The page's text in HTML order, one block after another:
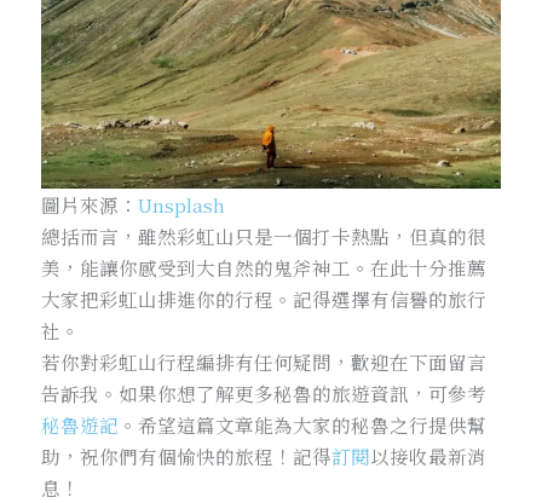
圖片來源： Unsplash
總括而言，雖然彩虹山只是一個打卡熱點，但真的很
美，能讓你感受到大自然的鬼斧神工。在此十分推薦
大家把彩虹山排進你的行程。記得選擇有信譽的旅行
社。
若你對彩虹山行程編排有任何疑問，歡迎在下面留言
告訴我。如果你想了解更多秘魯的旅遊資訊，可參考
秘魯遊記 。希望這篇文章能為大家的秘魯之行提供幫
助，祝你們有個愉快的旅程！記得訂閱以接收最新消
息！